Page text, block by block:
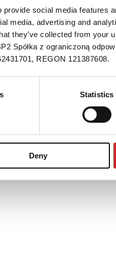
social media features
media, advertising and
they’ve collected from your
Spółka z ograniczoną
REGON 121387608.
Statistics
Deny